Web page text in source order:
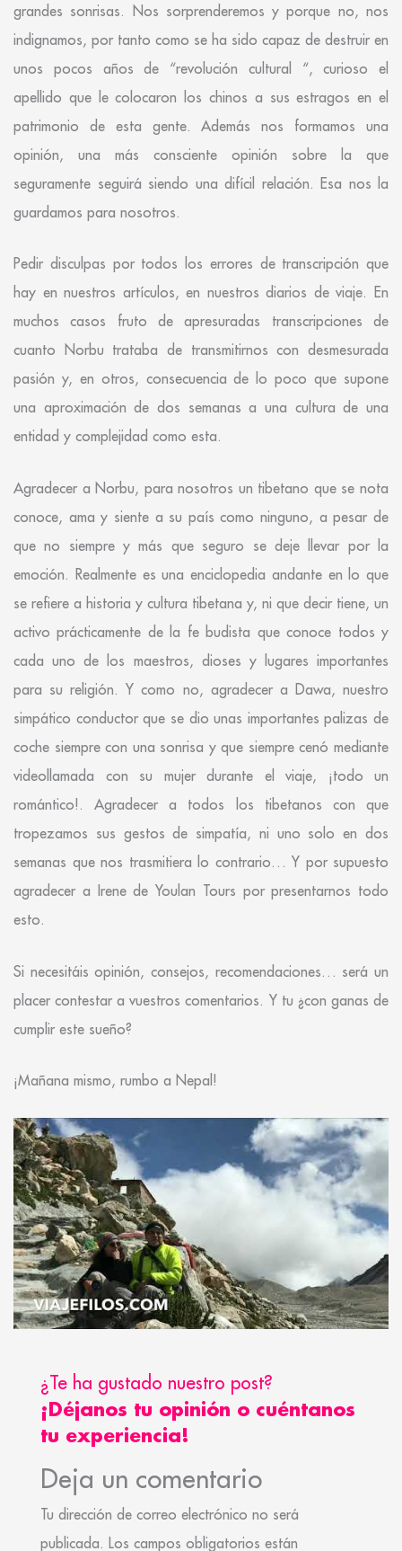
grandes sonrisas. Nos sorprenderemos y porque no, nos
indignamos, por tanto como se ha sido capaz de destruir en
unos pocos años de “revolución cultural “, curioso el
apellido que le colocaron los chinos a sus estragos en el
patrimonio de esta gente. Además nos formamos una
opinión, una más consciente opinión sobre la que
seguramente seguirá siendo una difícil relación. Esa nos la
guardamos para nosotros.
Pedir disculpas por todos los errores de transcripción que
hay en nuestros artículos, en nuestros diarios de viaje. En
muchos casos fruto de apresuradas transcripciones de
cuanto Norbu trataba de transmitirnos con desmesurada
pasión y, en otros, consecuencia de lo poco que supone
una aproximación de dos semanas a una cultura de una
entidad y complejidad como esta.
Agradecer a Norbu, para nosotros un tibetano que se nota
conoce, ama y siente a su país como ninguno, a pesar de
que no siempre y más que seguro se deje llevar por la
emoción. Realmente es una enciclopedia andante en lo que
se refiere a historia y cultura tibetana y, ni que decir tiene, un
activo prácticamente de la fe budista que conoce todos y
cada uno de los maestros, dioses y lugares importantes
para su religión. Y como no, agradecer a Dawa, nuestro
simpático conductor que se dio unas importantes palizas de
coche siempre con una sonrisa y que siempre cenó mediante
videollamada con su mujer durante el viaje, ¡todo un
romántico!. Agradecer a todos los tibetanos con que
tropezamos sus gestos de simpatía, ni uno solo en dos
semanas que nos trasmitiera lo contrario… Y por supuesto
agradecer a Irene de Youlan Tours por presentarnos todo
esto.
Si necesitáis opinión, consejos, recomendaciones… será un
placer contestar a vuestros comentarios. Y tu ¿con ganas de
cumplir este sueño?
¡Mañana mismo, rumbo a Nepal!
¿Te ha gustado nuestro post?
¡Déjanos tu opinión o cuéntanos
tu experiencia!
Deja un comentario
Tu dirección de correo electrónico no será
publicada. Los campos obligatorios están